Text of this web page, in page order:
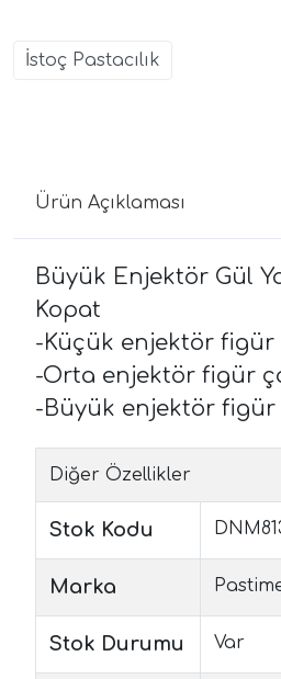
İstoç Pastacılık
Ürün Açıklaması
Büyük Enjektör Gül
Kopat
-Küçük enjektör figür
-Orta enjektör figür
-Büyük enjektör figür
Diğer Özellikler
Stok Kodu
Marka
Stok Durumu Var